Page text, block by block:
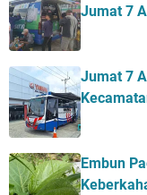
Jumat 7
Jumat 7
Embun